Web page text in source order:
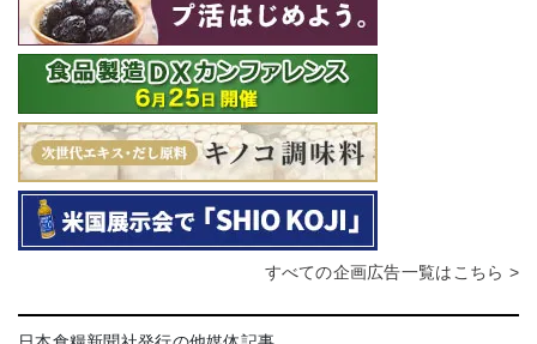
すべての企画広告一覧はこちら >